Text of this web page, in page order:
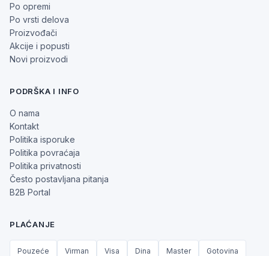
Po opremi
Po vrsti delova
Proizvođači
Akcije i popusti
Novi proizvodi
PODRŠKA I INFO
O nama
Kontakt
Politika isporuke
Politika povraćaja
Politika privatnosti
Često postavljana pitanja
B2B Portal
PLAĆANJE
Pouzeće Virman Visa Dina Master Gotovina